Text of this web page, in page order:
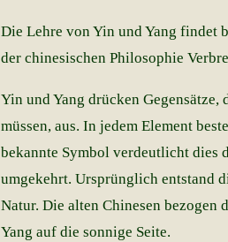
Die Lehre von Yin und Yang findet
der chinesischen Philosophie
Yin und Yang drücken
müssen, aus. In jedem Element
bekannte Symbol verdeutlicht dies
umgekehrt. Ursprünglich entstand
Natur. Die alten Chinesen bezogen
Yang auf die sonnige Seite.